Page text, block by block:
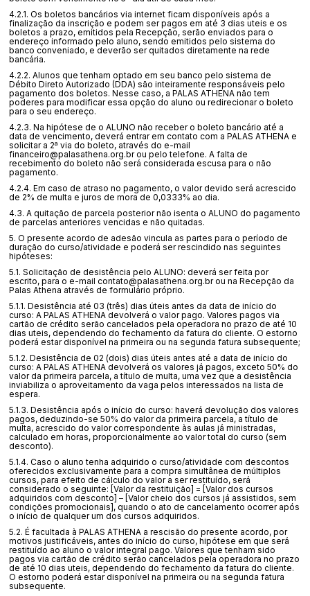
4.2.1. Os boletos bancários via internet ficam disponíveis após a
finalização da inscrição e podem ser pagos em até 3 dias uteis e os
boletos a prazo, emitidos pela Recepção, serão enviados para o
endereço informado pelo aluno, sendo emitidos pelo sistema do
banco conveniado, e deverão ser quitados diretamente na rede
bancária.
4.2.2. Alunos que tenham optado em seu banco pelo sistema de
Débito Direto Autorizado (DDA) são inteiramente responsáveis pelo
pagamento dos boletos. Nesse caso, a PALAS ATHENA não tem
poderes para modificar essa opção do aluno ou redirecionar o boleto
para o seu endereço.
4.2.3. Na hipótese de o ALUNO não receber o boleto bancário até a
data de vencimento, deverá entrar em contato com a PALAS ATHENA e
solicitar a 2ª via do boleto, através do e-mail
financeiro@palasathena.org.br ou pelo telefone. A falta de
recebimento do boleto não será considerada escusa para o não
pagamento.
4.2.4. Em caso de atraso no pagamento, o valor devido será acrescido
de 2% de multa e juros de mora de 0,0333% ao dia.
4.3. A quitação de parcela posterior não isenta o ALUNO do pagamento
de parcelas anteriores vencidas e não quitadas.
5. O presente acordo de adesão vincula as partes para o período de
duração do curso/atividade e poderá ser rescindido nas seguintes
hipóteses:
5.1. Solicitação de desistência pelo ALUNO: deverá ser feita por
escrito, para o e-mail contato@palasathena.org.br ou na Recepção da
Palas Athena através de formulário próprio.
5.1.1. Desistência até 03 (três) dias úteis antes da data de início do
curso: A PALAS ATHENA devolverá o valor pago. Valores pagos via
cartão de crédito serão cancelados pela operadora no prazo de até 10
dias uteis, dependendo do fechamento da fatura do cliente. O estorno
poderá estar disponível na primeira ou na segunda fatura subsequente;
5.1.2. Desistência de 02 (dois) dias úteis antes até a data de início do
curso: A PALAS ATHENA devolverá os valores já pagos, exceto 50% do
valor da primeira parcela, a título de multa, uma vez que a desistência
inviabiliza o aproveitamento da vaga pelos interessados na lista de
espera.
5.1.3. Desistência após o início do curso: haverá devolução dos valores
pagos, deduzindo-se 50% do valor da primeira parcela, a título de
multa, acrescido do valor correspondente às aulas já ministradas,
calculado em horas, proporcionalmente ao valor total do curso (sem
desconto).
5.1.4. Caso o aluno tenha adquirido o curso/atividade com descontos
oferecidos exclusivamente para a compra simultânea de múltiplos
cursos, para efeito de cálculo do valor a ser restituído, será
considerado o seguinte: [Valor da restituição] = [Valor dos cursos
adquiridos com desconto] – [Valor cheio dos cursos já assistidos, sem
condições promocionais], quando o ato de cancelamento ocorrer após
o início de qualquer um dos cursos adquiridos.
5.2. É facultada à PALAS ATHENA a rescisão do presente acordo, por
motivos justificáveis, antes do início do curso, hipótese em que será
restituído ao aluno o valor integral pago. Valores que tenham sido
pagos via cartão de crédito serão cancelados pela operadora no prazo
de até 10 dias uteis, dependendo do fechamento da fatura do cliente.
O estorno poderá estar disponível na primeira ou na segunda fatura
subsequente.